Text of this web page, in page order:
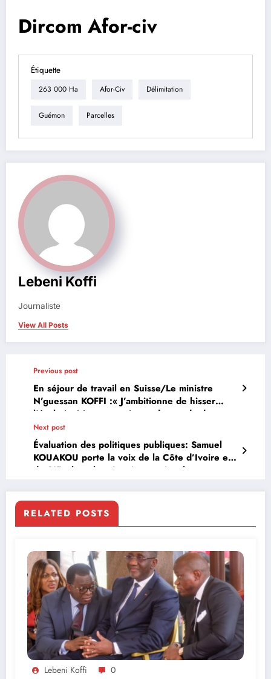
Dircom Afor-civ
Étiquette
263 000 Ha Afor-Civ Délimitation
Guémon Parcelles
Lebeni Koffi
Journaliste
View All Posts
Previous post
En séjour de travail en Suisse/Le ministre
N’guessan KOFFI :« J’ambitionne de hisser
l’école ivoirienne au niveau de standard
international »
Next post
‎Évaluation des politiques publiques: Samuel
KOUAKOU porte la voix de la Côte d’Ivoire et
de 2IEval sur la scène internationale
RELATED POSTS
Lebeni Koffi 0